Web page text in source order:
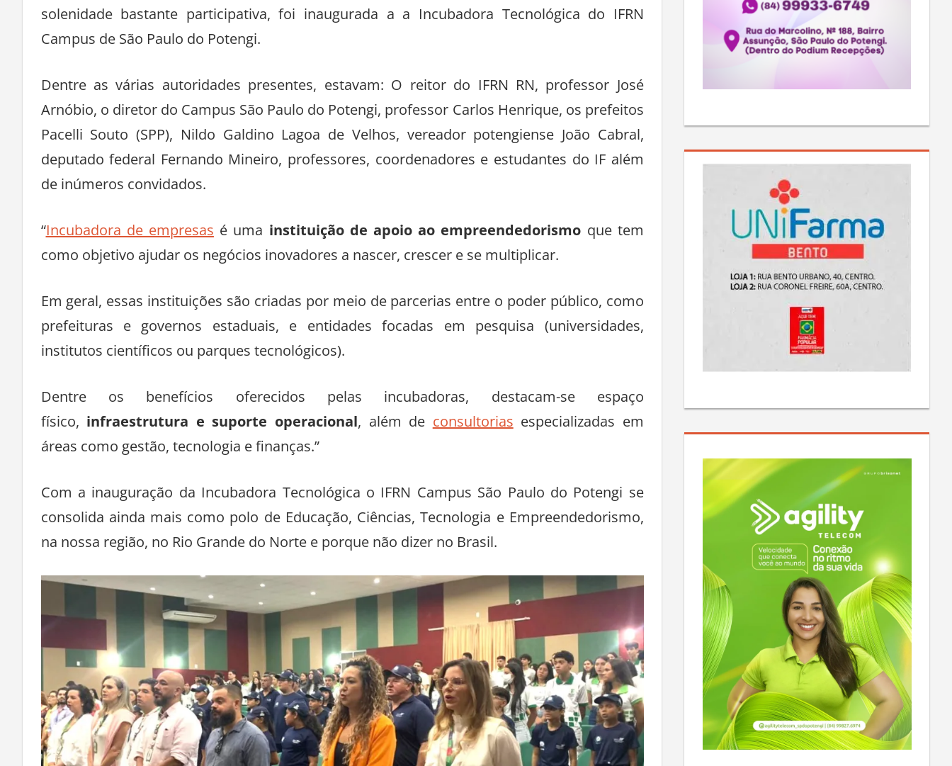
solenidade bastante participativa, foi inaugurada a a Incubadora Tecnológica do IFRN
Campus de São Paulo do Potengi.
Dentre as várias autoridades presentes, estavam: O reitor do IFRN RN, professor José
Arnóbio, o diretor do Campus São Paulo do Potengi, professor Carlos Henrique, os prefeitos
Pacelli Souto (SPP), Nildo Galdino Lagoa de Velhos, vereador potengiense João Cabral,
deputado federal Fernando Mineiro, professores, coordenadores e estudantes do IF além
de inúmeros convidados.
“Incubadora de empresas é uma instituição de apoio ao empreendedorismo que tem
como objetivo ajudar os negócios inovadores a nascer, crescer e se multiplicar.
Em geral, essas instituições são criadas por meio de parcerias entre o poder público, como
prefeituras e governos estaduais, e entidades focadas em pesquisa (universidades,
institutos científicos ou parques tecnológicos).
Dentre os benefícios oferecidos pelas incubadoras, destacam-se espaço
físico, infraestrutura e suporte operacional, além de consultorias especializadas em
áreas como gestão, tecnologia e finanças.”
Com a inauguração da Incubadora Tecnológica o IFRN Campus São Paulo do Potengi se
consolida ainda mais como polo de Educação, Ciências, Tecnologia e Empreendedorismo,
na nossa região, no Rio Grande do Norte e porque não dizer no Brasil.